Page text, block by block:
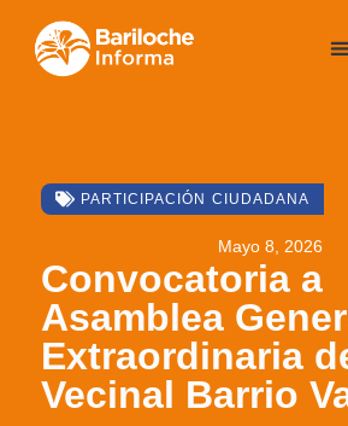
PARTICIPACIÓN CIUDADANA
Mayo 8, 2026
Convocatoria a
Asamblea
Extraordinaria
Vecinal Barrio